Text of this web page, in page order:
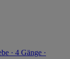
· 4 Gänge ·